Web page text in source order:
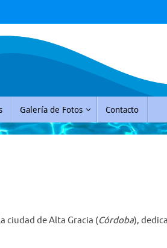
Galería de Fotos Contacto
ciudad de Alta Gracia (Córdoba),